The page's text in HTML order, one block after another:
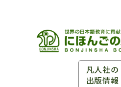
凡人社の
出版情報